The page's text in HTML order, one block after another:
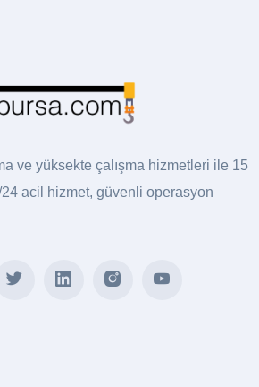
ve yüksekte çalışma hizmetleri ile 15
24 acil hizmet, güvenli operasyon